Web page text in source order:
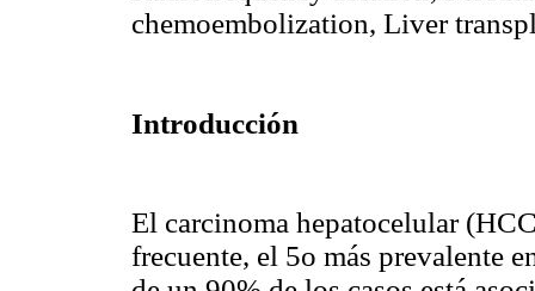
chemoembolization, Liver
Introducción
El carcinoma hepatocelular
frecuente, el 5o más prevalente